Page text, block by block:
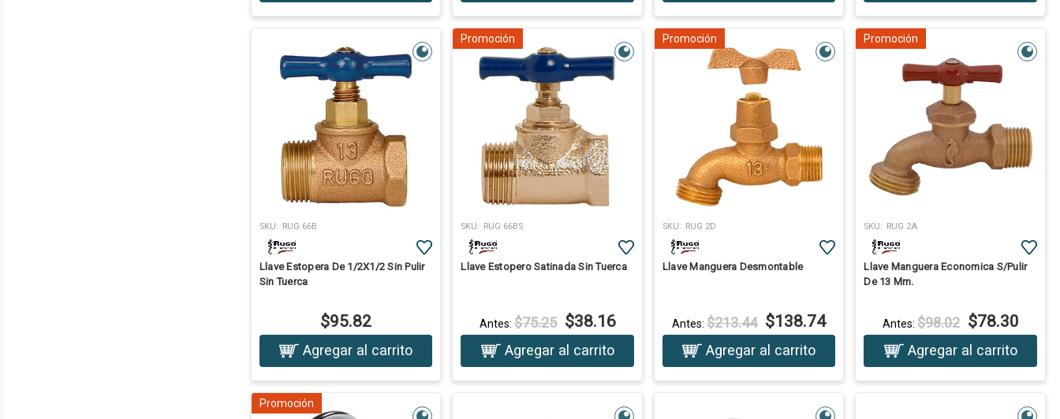
SKU: RUG 66B
Llave Estopera De 1/2X1/2 Sin Pulir
Sin Tuerca
$95.82
Agregar al carrito
Promoción
SKU: RUG 66BS
Llave Estopero Satinada Sin Tuerca
Antes: $75.25 $38.16
Agregar al carrito
Promoción
SKU: RUG 2D
Llave Manguera Desmontable
Antes:$213.44 $138.74
Agregar al carrito
Promoción
SKU: RUG 2A
Llave Manguera Economica S/Pulir
De 13 Mm.
Antes: $98.02 $78.30
Agregar al carrito
Promoción